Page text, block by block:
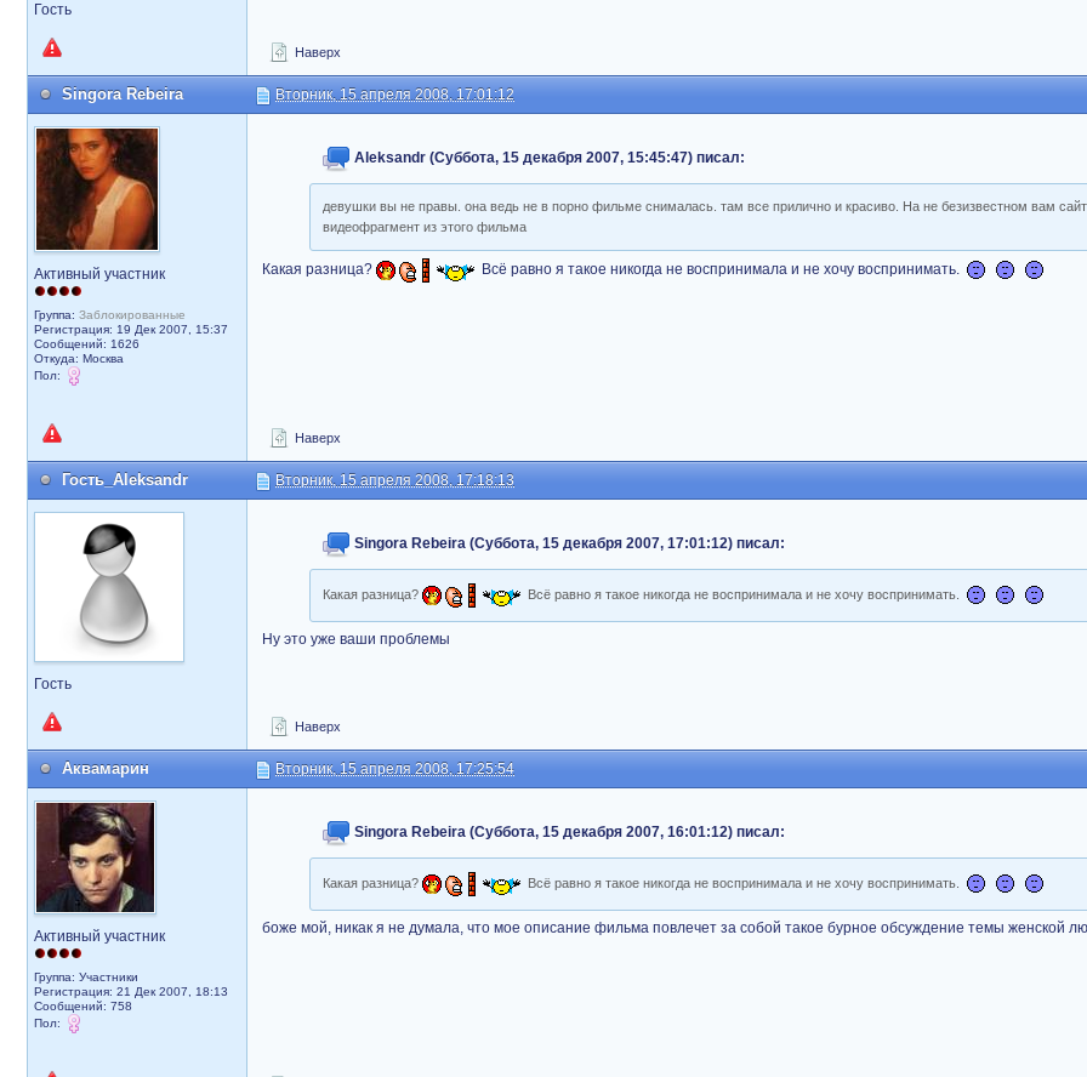
Гость
Наверх
Singora Rebeira Вторник, 15 апреля 2008, 17:01:12
Активный участник
Группа: Заблокированные
Регистрация: 19 Дек 2007, 15:37
Сообщений: 1626
Откуда: Москва
Пол:
Aleksandr (Суббота, 15 декабря 2007, 15:45:47) писал:
девушки вы не правы. она ведь не в порно фильме снималась. там все прилично и красиво. На не безизвестном вам
видеофрагмент из этого фильма
Какая разница? Всё равно я такое никогда не воспринимала и не хочу воспринимать.
Наверх
Гость_Aleksandr Вторник, 15 апреля 2008, 17:18:13
Гость
Singora Rebeira (Суббота, 15 декабря 2007, 17:01:12) писал:
Какая разница? Всё равно я такое никогда не воспринимала и не хочу воспринимать.
Ну это уже ваши проблемы
Наверх
Аквамарин Вторник, 15 апреля 2008, 17:25:54
Активный участник
Группа: Участники
Регистрация: 21 Дек 2007, 18:13
Сообщений: 758
Пол:
Singora Rebeira (Суббота, 15 декабря 2007, 16:01:12) писал:
Какая разница? Всё равно я такое никогда не воспринимала и не хочу воспринимать.
боже мой, никак я не думала, что мое описание фильма повлечет за собой такое бурное обсуждение темы женской